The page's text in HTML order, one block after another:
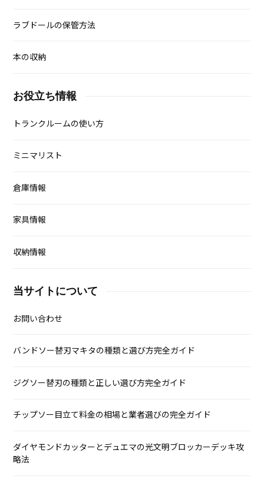
ラブドールの保管方法
本の収納
お役立ち情報
トランクルームの使い方
ミニマリスト
倉庫情報
家具情報
収納情報
当サイトについて
お問い合わせ
バンドソー替刃マキタの種類と選び方完全ガイド
ジグソー替刃の種類と正しい選び方完全ガイド
チップソー目立て料金の相場と業者選びの完全ガイド
ダイヤモンドカッターとデュエマの光文明ブロッカーデッキ攻
略法